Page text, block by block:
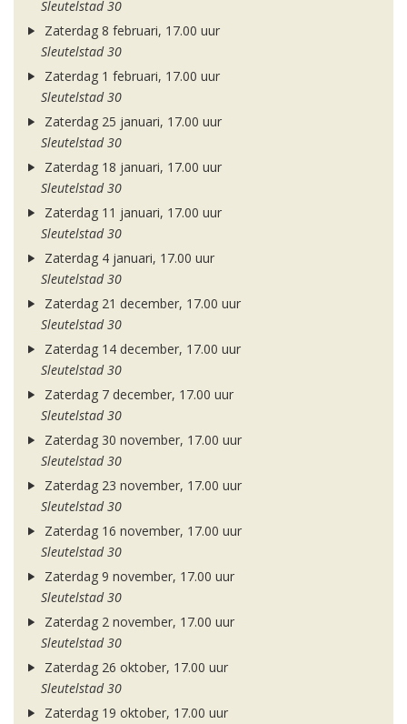
Sleutelstad 30
Zaterdag 8 februari, 17.00 uur
Sleutelstad 30
Zaterdag 1 februari, 17.00 uur
Sleutelstad 30
Zaterdag 25 januari, 17.00 uur
Sleutelstad 30
Zaterdag 18 januari, 17.00 uur
Sleutelstad 30
Zaterdag 11 januari, 17.00 uur
Sleutelstad 30
Zaterdag 4 januari, 17.00 uur
Sleutelstad 30
Zaterdag 21 december, 17.00 uur
Sleutelstad 30
Zaterdag 14 december, 17.00 uur
Sleutelstad 30
Zaterdag 7 december, 17.00 uur
Sleutelstad 30
Zaterdag 30 november, 17.00 uur
Sleutelstad 30
Zaterdag 23 november, 17.00 uur
Sleutelstad 30
Zaterdag 16 november, 17.00 uur
Sleutelstad 30
Zaterdag 9 november, 17.00 uur
Sleutelstad 30
Zaterdag 2 november, 17.00 uur
Sleutelstad 30
Zaterdag 26 oktober, 17.00 uur
Sleutelstad 30
Zaterdag 19 oktober, 17.00 uur